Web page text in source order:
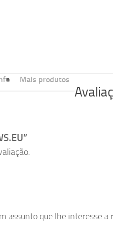
Mais produtos
assunto que lhe interesse a